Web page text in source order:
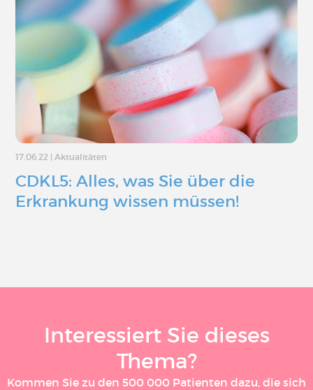
17.06.22 Aktualitäten
CDKL5: Alles, was Sie über die
Erkrankung wissen müssen!
Interessiert Sie dieses
Thema?
Kommen Sie zu den 500 000 Patienten dazu, die sich